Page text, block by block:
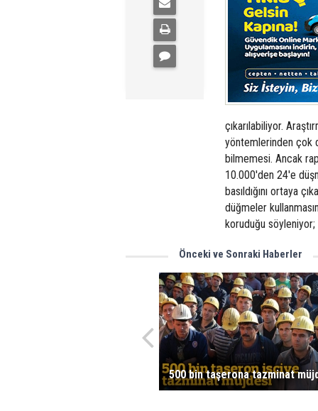
çıkarılabiliyor.
yöntemlerinden çok
bilmemesi. Ancak
10.000'den 24'e
basıldığını ortaya
düğmeler
koruduğu
Önceki ve Sonraki Haberler
500 bin taşerona tazminat